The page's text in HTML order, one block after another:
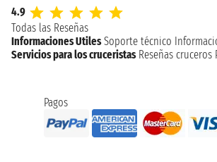
4.9
Todas las Reseñas
Informaciones Utiles Soporte técnico
Servicios para los cruceristas Reseñas cruceros
Pagos